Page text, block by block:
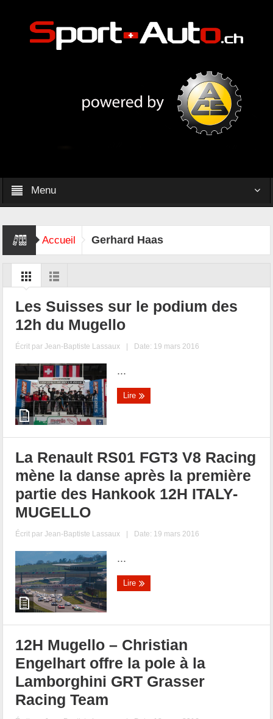
Menu
Accueil Gerhard Haas
Les Suisses sur le podium des
12h du Mugello
Écrit parJean-Baptiste Lassaux | Date: 19 mars 2016
...
Lire
La Renault RS01 FGT3 V8 Racing
mène la danse après la première
partie des Hankook 12H ITALY-
MUGELLO
Écrit parJean-Baptiste Lassaux | Date: 19 mars 2016
...
Lire
12H Mugello – Christian
Engelhart offre la pole à la
Lamborghini GRT Grasser
Racing Team